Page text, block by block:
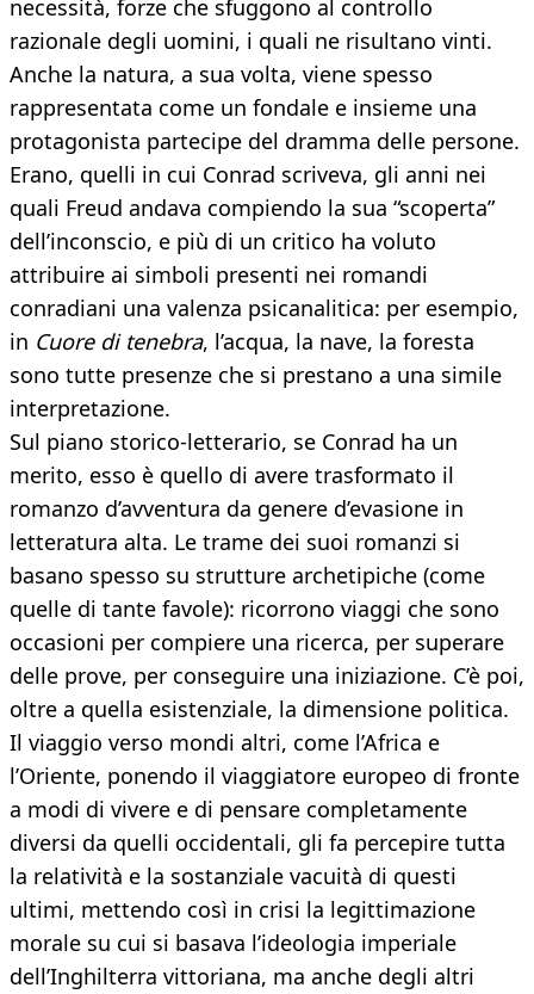
necessità, forze che sfuggono al controllo
razionale degli uomini, i quali ne risultano vinti.
Anche la natura, a sua volta, viene spesso
rappresentata come un fondale e insieme una
protagonista partecipe del dramma delle persone.
Erano, quelli in cui Conrad scriveva, gli anni nei
quali Freud andava compiendo la sua “scoperta”
dell’inconscio, e più di un critico ha voluto
attribuire ai simboli presenti nei romandi
conradiani una valenza psicanalitica: per esempio,
in Cuore di tenebra, l’acqua, la nave, la foresta
sono tutte presenze che si prestano a una simile
interpretazione.
Sul piano storico-letterario, se Conrad ha un
merito, esso è quello di avere trasformato il
romanzo d’avventura da genere d’evasione in
letteratura alta. Le trame dei suoi romanzi si
basano spesso su strutture archetipiche (come
quelle di tante favole): ricorrono viaggi che sono
occasioni per compiere una ricerca, per superare
delle prove, per conseguire una iniziazione. C’è poi,
oltre a quella esistenziale, la dimensione politica.
Il viaggio verso mondi altri, come l’Africa e
l’Oriente, ponendo il viaggiatore europeo di fronte
a modi di vivere e di pensare completamente
diversi da quelli occidentali, gli fa percepire tutta
la relatività e la sostanziale vacuità di questi
ultimi, mettendo così in crisi la legittimazione
morale su cui si basava l’ideologia imperiale
dell’Inghilterra vittoriana, ma anche degli altri